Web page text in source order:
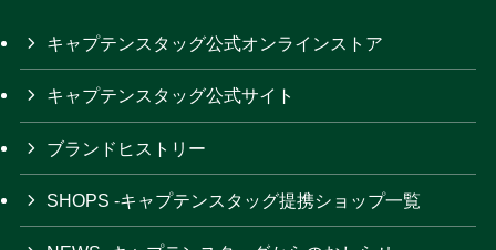
キャプテンスタッグ公式オンラインストア
キャプテンスタッグ公式サイト
ブランドヒストリー
SHOPS -キャプテンスタッグ提携ショップ一覧